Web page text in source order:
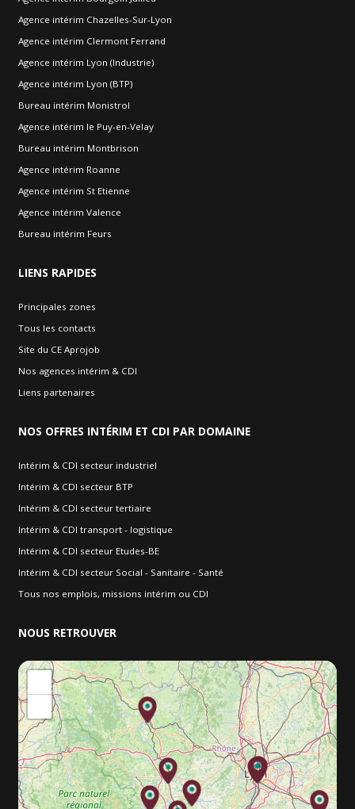
Agence intérim Chazelles-Sur-Lyon
Agence intérim Clermont Ferrand
Agence intérim Lyon (Industrie)
Agence intérim Lyon (BTP)
Bureau intérim Monistrol
Agence intérim le Puy-en-Velay
Bureau intérim Montbrison
Agence intérim Roanne
Agence intérim St Etienne
Agence intérim Valence
Bureau intérim Feurs
LIENS RAPIDES
Principales zones
Tous les contacts
Site du CE Aprojob
Nos agences intérim & CDI
Liens partenaires
NOS OFFRES INTÉRIM ET CDI PAR DOMAINE
Intérim & CDI secteur industriel
Intérim & CDI secteur BTP
Intérim & CDI secteur tertiaire
Intérim & CDI transport - logistique
Intérim & CDI secteur Etudes-BE
Intérim & CDI secteur Social - Sanitaire - Santé
Tous nos emplois, missions intérim ou CDI
NOUS RETROUVER